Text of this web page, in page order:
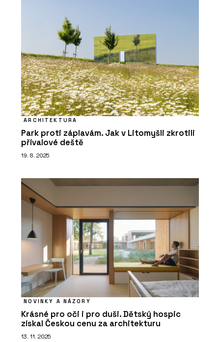
ARCHITEKTURA
Park proti záplavám. Jak v Litomyšli zkrotili
přívalové deště
19. 8. 2025
NOVINKY A NÁZORY
Krásné pro oči i pro duši. Dětský hospic
získal Českou cenu za architekturu
13. 11. 2025